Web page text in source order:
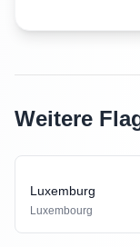
Weitere
Luxemburg
Luxembourg